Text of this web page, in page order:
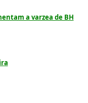
a varzea de BH